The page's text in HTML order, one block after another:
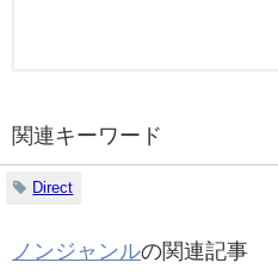
関連キーワード
Direct
ノンジャンルの関連記事